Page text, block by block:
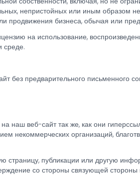
непристойных или иным образом
продвижения бизнеса, обычая или
на использование,
без предварительного письменного
наш веб-сайт так же, как они
некоммерческих организаций,
страницу, публикации или другую
со стороны связующей